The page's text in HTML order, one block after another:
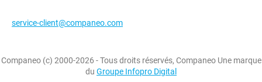
service-client@companeo.com
Companeo (c) 2000-2026 - Tous droits réservés, Companeo Une marque
du Groupe Infopro Digital